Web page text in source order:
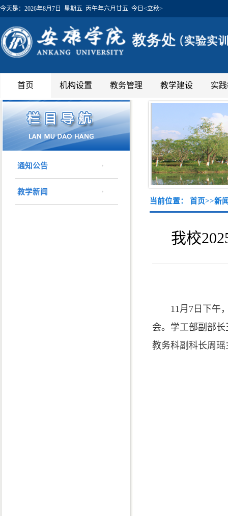
今天是： 2026年8月7日 星期五 丙午年六月廿五 今日<立秋>
首页 机构设置 教务管理 教学建设 实
通知公告
教学新闻
当前位置： 首页>>新
我校
11月7日下午
会。学工部副部长
教务科副科长周瑶